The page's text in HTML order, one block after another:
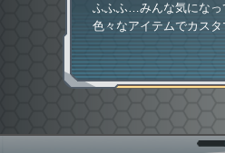
ふふふ…みんな気になっ
色々なアイテムでカス
ε=△＜∇稼働時に収録さ
どの楽曲も激熱だなッ